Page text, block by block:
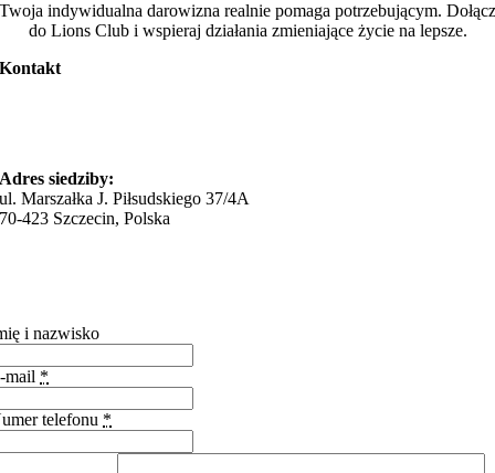
Twoja indywidualna darowizna realnie pomaga potrzebującym. Dołącz
do Lions Club i wspieraj działania zmieniające życie na lepsze.
Kontakt
Adres siedziby:
ul. Marszałka J. Piłsudskiego 37/4A
70-423 Szczecin, Polska
i nazwisko
mail *
telefonu *